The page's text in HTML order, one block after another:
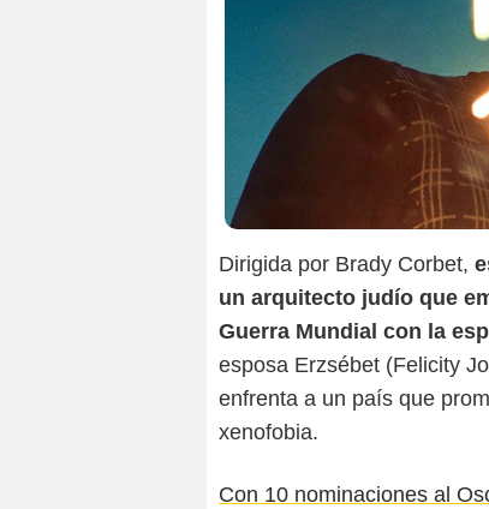
Dirigida por Brady Corbet,
un arquitecto judío que
Guerra Mundial con la
esposa Erzsébet (Felicity
enfrenta a un país que
xenofobia.
Con 10 nominaciones al